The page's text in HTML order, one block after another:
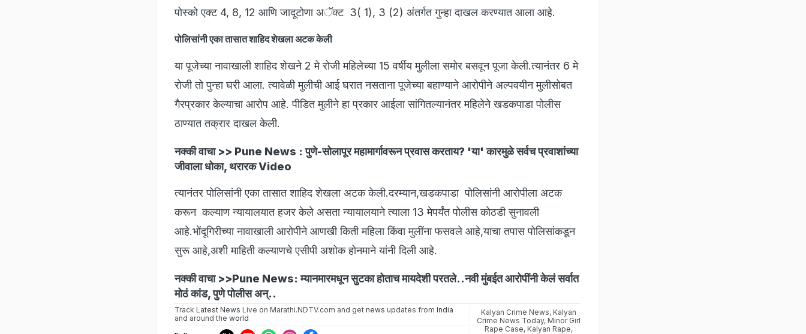
पोस्को एक्ट 4, 8, 12 आणि जादूटोणा अॅक्ट 3( 1), 3 (2) अंतर्गत गुन्हा दाखल करण्यात आला आहे.
पोलिसांनी एका तासात शाहिद शेखला अटक केली
या पूजेच्या नावाखाली शाहिद शेखने 2 मे रोजी महिलेच्या 15 वर्षीय मुलीला समोर बसवून पूजा केली.त्यानंतर 6 मे
रोजी तो पुन्हा घरी आला. त्यावेळी मुलीची आई घरात नसताना पूजेच्या बहाण्याने आरोपीने अल्पवयीन मुलीसोबत
गैरप्रकार केल्याचा आरोप आहे. पीडित मुलीने हा प्रकार आईला सांगितल्यानंतर महिलेने खडकपाडा पोलीस
ठाण्यात तक्रार दाखल केली.
नक्की वाचा >> Pune News : पुणे-सोलापूर महामार्गावरून प्रवास करताय? 'या' कारमुळे सर्वच प्रवाशांच्या
जीवाला धोका, थरारक Video
त्यानंतर पोलिसांनी एका तासात शाहिद शेखला अटक केली.दरम्यान,खडकपाडा पोलिसांनी आरोपीला अटक
करून कल्याण न्यायालयात हजर केले असता न्यायालयाने त्याला 13 मेपर्यंत पोलीस कोठडी सुनावली
आहे.भोंदूगिरीच्या नावाखाली आरोपीने आणखी किती महिला किंवा मुलींना फसवले आहे,याचा तपास पोलिसांकडून
सुरू आहे,अशी माहिती कल्याणचे एसीपी अशोक होनमाने यांनी दिली आहे.
नक्की वाचा >>Pune News: म्यानमारमधून सुटका होताच मायदेशी परतले..नवी मुंबईत आरोपींनी केलं सर्वात
मोठं कांड, पुणे पोलीस अन्..
Track Latest News Live on Marathi.NDTV.com and get news updates from India
and around the world
Kalyan Crime News, Kalyan
Crime News Today, Minor Girl
Rape Case, Kalyan Rape,